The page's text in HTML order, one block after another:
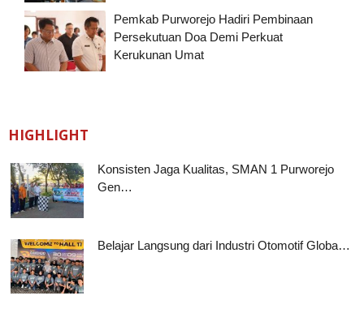
Pemkab Purworejo Hadiri Pembinaan
Persekutuan Doa Demi Perkuat
Kerukunan Umat
HIGHLIGHT
Konsisten Jaga Kualitas, SMAN 1 Purworejo
Gen…
Belajar Langsung dari Industri Otomotif Globa…